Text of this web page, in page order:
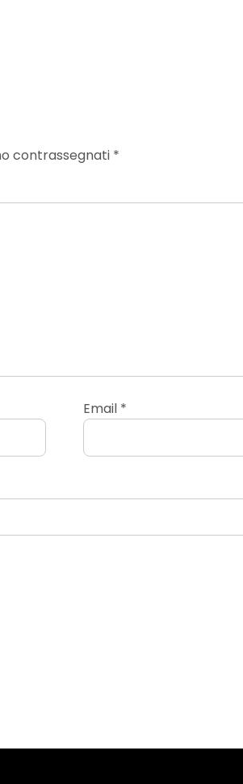
contrassegnati *
Email *